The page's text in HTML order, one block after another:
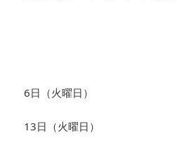
6日（火曜日）
13日（火曜日）